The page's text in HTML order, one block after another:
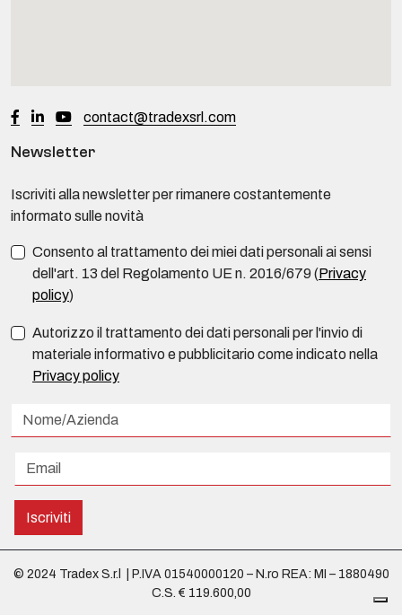
contact@tradexsrl.com
Newsletter
Iscriviti alla newsletter per rimanere costantemente
informato sulle novità
Consento al trattamento dei miei dati personali ai sensi
dell'art. 13 del Regolamento UE n. 2016/679 (Privacy
policy)
Autorizzo il trattamento dei dati personali per l'invio di
materiale informativo e pubblicitario come indicato nella
Privacy policy
Iscriviti
© 2024 Tradex S.r.l | P.IVA 01540000120 – N.ro REA: MI – 1880490
C.S. € 119.600,00